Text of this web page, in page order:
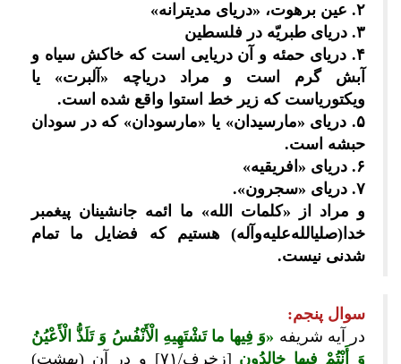
۲. عین برهوت، «دریای مدیترانه»
۳. دریای طبریّه در فلسطین
۴. دریای حمئه و آن دریایی است که خاکش سیاه و
آبش گرم است و مراد دریاچه «آلبرت» یا
ویکتوریاست که زیر خط استوا واقع شده است.
۵. دریای «مارسیدان» یا «مارسودان» که در سودان
حبشه است.
۶. دریای «افریقیه»
۷. دریای «سجرون».
و مراد از «کلمات الله» ما ائمه جانشینان پیغمبر
خدا(صلی‎الله‌علیه‌وآله) هستیم که فضایل ما تمام
شدنی نیست.
سوال پنجم:
در آیه شریفه «وَ فِیها ما تَشْتَهِیهِ الْأَنْفُسُ وَ تَلَذُّ الْأَعْیُنُ
وَ أَنْتُمْ فِیها خالِدُون
[زخرف/۷۱] و در آن (بهشت)